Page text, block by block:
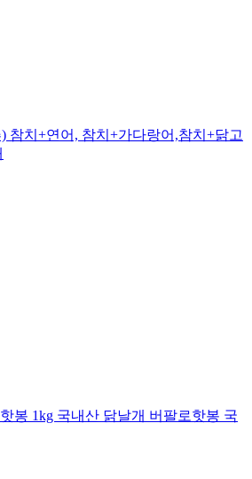
참치+연어, 참치+가다랑어,참치+닭고
봉 1kg 국내산 닭날개 버팔로핫봉 국